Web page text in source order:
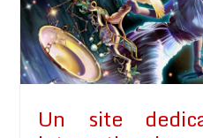
Un site